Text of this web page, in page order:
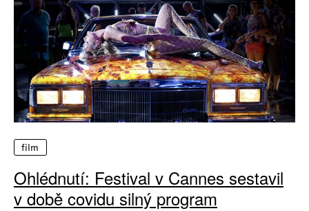
film
Ohlédnutí: Festival v Cannes sestavil
v době covidu silný program